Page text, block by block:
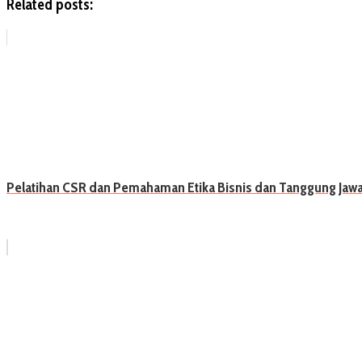
Related posts:
Pelatihan CSR dan Pemahaman Etika Bisnis dan Tanggung